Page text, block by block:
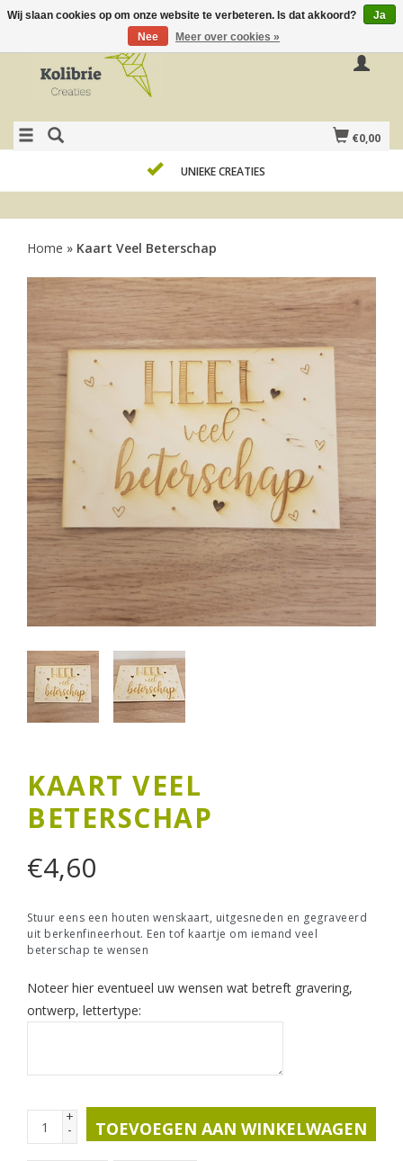
€0,00
UNIEKE CREATIES
Home » Kaart Veel Beterschap
KAART VEEL
BETERSCHAP
€4,60
Stuur eens een houten wenskaart, uitgesneden en gegraveerd
uit berkenfineerhout. Een tof kaartje om iemand veel
beterschap te wensen
Noteer hier eventueel uw wensen wat betreft gravering,
ontwerp, lettertype:
+
- TOEVOEGEN AAN WINKELWAGEN
Wij slaan cookies op om onze website te verbeteren. Is dat akkoord?
Ja
Nee
Meer over cookies »